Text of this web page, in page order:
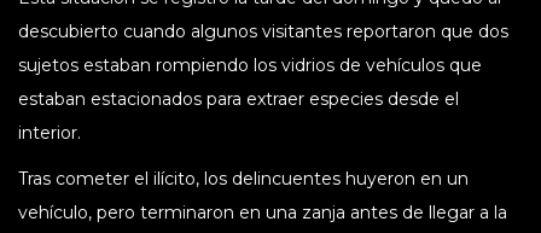
descubierto cuando algunos visitantes reportaron que dos
sujetos estaban rompiendo los vidrios de vehículos que
estaban estacionados para extraer especies desde el
interior.
Tras cometer el ilícito, los delincuentes huyeron en un
vehículo, pero terminaron en una zanja antes de llegar a la